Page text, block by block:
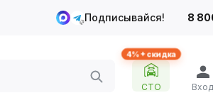
Подписывайся! 8
4%+ скидка
СТО Вход